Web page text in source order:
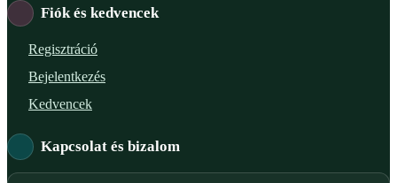
Fiók és kedvencek
Regisztráció
Bejelentkezés
Kedvencek
Kapcsolat és bizalom